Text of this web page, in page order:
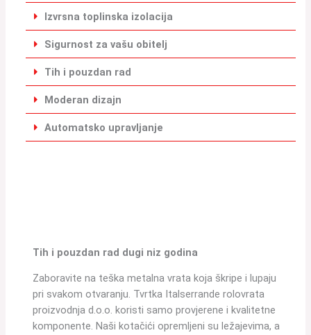
Izvrsna toplinska izolacija
Sigurnost za vašu obitelj
Tih i pouzdan rad
Moderan dizajn
Automatsko upravljanje
Tih i pouzdan rad dugi niz godina
Zaboravite na teška metalna vrata koja škripe i lupaju
pri svakom otvaranju. Tvrtka Italserrande rolovrata
proizvodnja d.o.o. koristi samo provjerene i kvalitetne
komponente. Naši kotačići opremljeni su ležajevima, a